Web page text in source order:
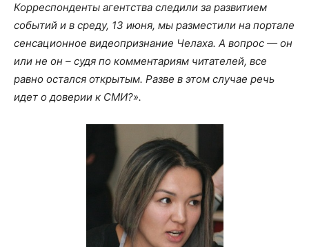
Корреспонденты агентства следили за развитием
событий и в среду, 13 июня, мы разместили на портале
сенсационное видеопризнание Челаха. А вопрос — он
или не он – судя по комментариям читателей, все
равно остался открытым. Разве в этом случае речь
идет о доверии к СМИ?».